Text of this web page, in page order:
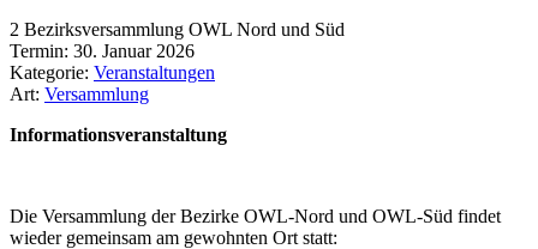
2 Bezirksversammlung OWL Nord und Süd
Termin: 30. Januar 2026
Kategorie: Veranstaltungen
Art: Versammlung
Informationsveranstaltung
Die Versammlung der Bezirke OWL-Nord und OWL-Süd findet
wieder gemeinsam am gewohnten Ort statt: